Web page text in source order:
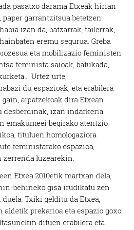
pasatxo darama Etxeak hirian
garrantzitsua betetzen.
izan da, batzarrak, tailerrak,
eremu segurua. Greba
eta mobilizazio feministen
feminista saioak, batukada,
Urtez urte,
du espazioak, eta erabilera
aipatzekoak dira Etxean
desberdinak, izan indarkeria
emakumeei begirako atentzio
tituluen homologaziora
feministarako espazioa,
zerrenda luzearekin.
Etxea 2010etik martxan dela,
behineko gisa irudikatu zen
Txiki gelditu da Etxea,
aldetik prekarioa eta espazio goxo
dituen erabilera eta